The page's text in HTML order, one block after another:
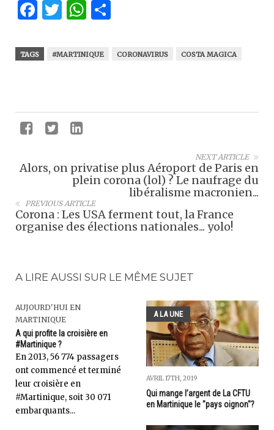
Facebook
Twitter
WhatsApp
TAGS #MARTINIQUE CORONAVIRUS COSTA MAGICA
NEXT ARTICLE
Alors, on privatise plus Aéroport de Paris en
plein corona (lol) ? Le naufrage du
libéralisme macronien...
PREVIOUS ARTICLE
Corona : Les USA ferment tout, la France
organise des élections nationales... yolo!
A LIRE AUSSI SUR LE MÊME SUJET
AUJOURD'HUI EN
MARTINIQUE
A qui profite la croisière en
#Martinique ?
En 2013, 56 774 passagers
ont commencé et terminé
leur croisière en
#Martinique, soit 30 071
embarquants...
A LA UNE
AVRIL 17TH, 2019
Qui mange l’argent de La CFTU
en Martinique le "pays oignon"?